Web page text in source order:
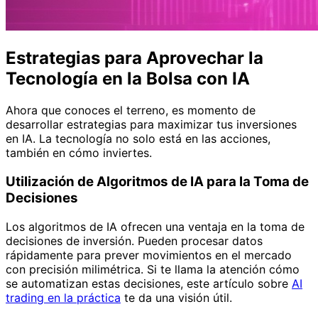
Estrategias para Aprovechar la
Tecnología en la Bolsa con IA
Ahora que conoces el terreno, es momento de
desarrollar estrategias para maximizar tus inversiones
en IA. La tecnología no solo está en las acciones,
también en cómo inviertes.
Utilización de Algoritmos de IA para la Toma de
Decisiones
Los algoritmos de IA ofrecen una ventaja en la toma de
decisiones de inversión. Pueden procesar datos
rápidamente para prever movimientos en el mercado
con precisión milimétrica. Si te llama la atención cómo
se automatizan estas decisiones, este artículo sobre AI
trading en la práctica te da una visión útil.